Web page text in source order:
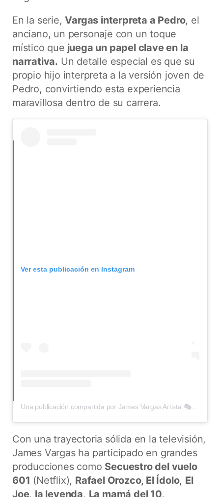
En la serie,Vargas interpreta a Pedro, el
anciano, un personaje con un toque
místico que juega un papel clave en la
narrativa. Un detalle especial es que su
propio hijo interpreta a la versión joven de
Pedro, convirtiendo esta experiencia
maravillosa dentro de su carrera.
Ver esta publicación en Instagram
Una publicación compartida por James Vargas Artista 🎭 (@james_artista)
Con una trayectoria sólida en la televisión,
James Vargas ha participado en grandes
producciones como Secuestro del vuelo
601 (Netflix), Rafael Orozco, El Ídolo, El
Joe, la leyenda, La mamá del 10,